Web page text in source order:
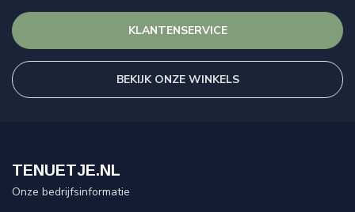
KLANTENSERVICE
BEKIJK ONZE WINKELS
TENUETJE.NL
Onze bedrijfsinformatie